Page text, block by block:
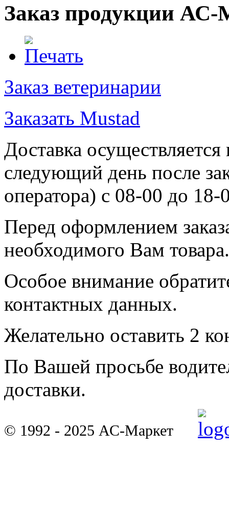
Заказ продукции АС-
Заказ ветеринарии
Заказать Mustad
Доставка
следующий день после
оператора) с 08-00 до 18-
Перед оформлением
необходимого Вам товара.
Особое внимание
контактных данных.
Желательно оставить 2
По Вашей просьбе
доставки.
© 1992 - 2025 АС-Маркет